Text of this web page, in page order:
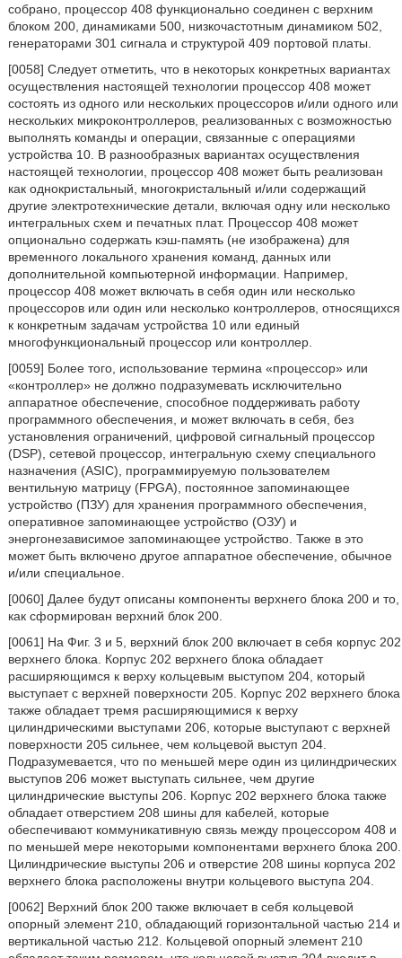
собрано, процессор 408 функционально соединен с верхним
блоком 200, динамиками 500, низкочастотным динамиком 502,
генераторами 301 сигнала и структурой 409 портовой платы.
[0058] Следует отметить, что в некоторых конкретных вариантах
осуществления настоящей технологии процессор 408 может
состоять из одного или нескольких процессоров и/или одного или
нескольких микроконтроллеров, реализованных с возможностью
выполнять команды и операции, связанные с операциями
устройства 10. В разнообразных вариантах осуществления
настоящей технологии, процессор 408 может быть реализован
как однокристальный, многокристальный и/или содержащий
другие электротехнические детали, включая одну или несколько
интегральных схем и печатных плат. Процессор 408 может
опционально содержать кэш-память (не изображена) для
временного локального хранения команд, данных или
дополнительной компьютерной информации. Например,
процессор 408 может включать в себя один или несколько
процессоров или один или несколько контроллеров, относящихся
к конкретным задачам устройства 10 или единый
многофункциональный процессор или контроллер.
[0059] Более того, использование термина «процессор» или
«контроллер» не должно подразумевать исключительно
аппаратное обеспечение, способное поддерживать работу
программного обеспечения, и может включать в себя, без
установления ограничений, цифровой сигнальный процессор
(DSP), сетевой процессор, интегральную схему специального
назначения (ASIC), программируемую пользователем
вентильную матрицу (FPGA), постоянное запоминающее
устройство (ПЗУ) для хранения программного обеспечения,
оперативное запоминающее устройство (ОЗУ) и
энергонезависимое запоминающее устройство. Также в это
может быть включено другое аппаратное обеспечение, обычное
и/или специальное.
[0060] Далее будут описаны компоненты верхнего блока 200 и то,
как сформирован верхний блок 200.
[0061] На Фиг. 3 и 5, верхний блок 200 включает в себя корпус 202
верхнего блока. Корпус 202 верхнего блока обладает
расширяющимся к верху кольцевым выступом 204, который
выступает с верхней поверхности 205. Корпус 202 верхнего блока
также обладает тремя расширяющимися к верху
цилиндрическими выступами 206, которые выступают с верхней
поверхности 205 сильнее, чем кольцевой выступ 204.
Подразумевается, что по меньшей мере один из цилиндрических
выступов 206 может выступать сильнее, чем другие
цилиндрические выступы 206. Корпус 202 верхнего блока также
обладает отверстием 208 шины для кабелей, которые
обеспечивают коммуникативную связь между процессором 408 и
по меньшей мере некоторыми компонентами верхнего блока 200.
Цилиндрические выступы 206 и отверстие 208 шины корпуса 202
верхнего блока расположены внутри кольцевого выступа 204.
[0062] Верхний блок 200 также включает в себя кольцевой
опорный элемент 210, обладающий горизонтальной частью 214 и
вертикальной частью 212. Кольцевой опорный элемент 210